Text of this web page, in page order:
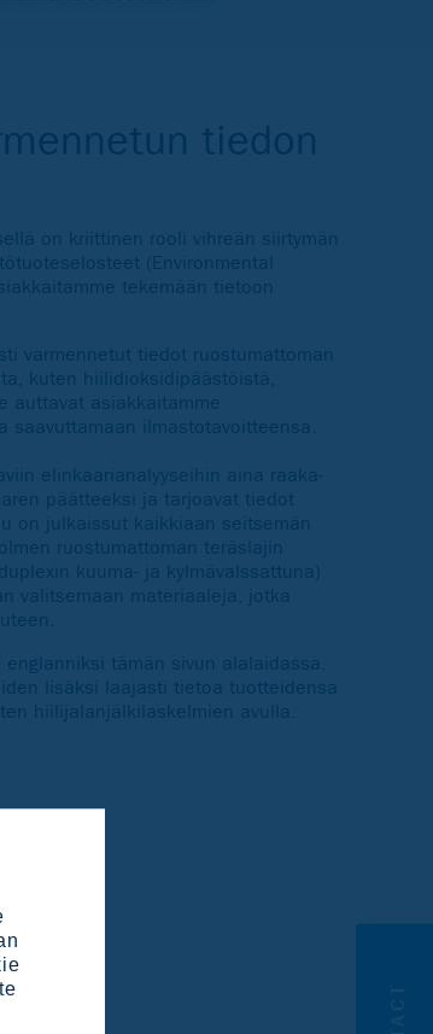
tiedon
on kriittinen rooli vihreän siirtymän
(Environmental
tekemään tietoon
varmennetut tiedot ruostumattoman
kuten hiilidioksidipäästöistä,
auttavat asiakkaitamme
saavuttamaan ilmastotavoitteensa.
elinkaarianalyyseihin aina raaka-
päätteeksi ja tarjoavat tiedot
on julkaissut kaikkiaan seitsemän
ruostumattoman teräslajin
kuuma- ja kylmävalssattuna)
valitsemaan materiaaleja, jotka
tämän sivun alalaidassa.
lisäksi laajasti tietoa tuotteidensa
hiilijalanjälkilaskelmien avulla.